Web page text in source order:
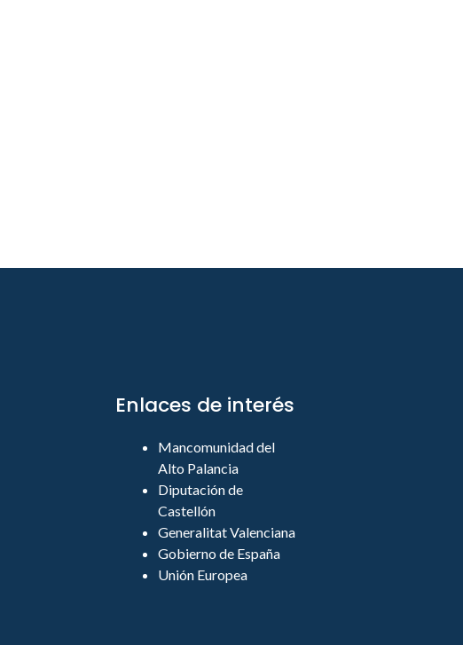
Enlaces de interés
Mancomunidad del
Alto Palancia
Diputación de
Castellón
Generalitat Valenciana
Gobierno de España
Unión Europea